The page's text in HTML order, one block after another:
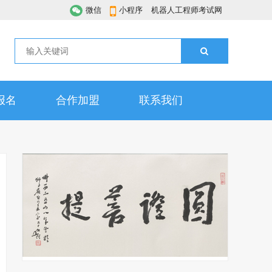
微信 小程序 机器人工程师考试网
名 合作加盟 联系我们